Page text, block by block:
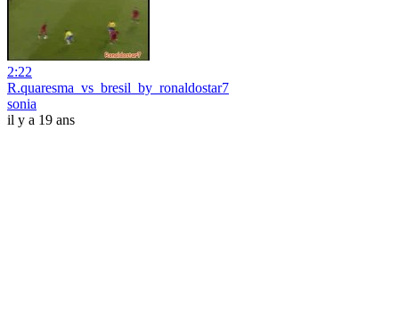
2:22
R.quaresma_vs_bresil_by_ronaldostar7
sonia
il y a 19 ans